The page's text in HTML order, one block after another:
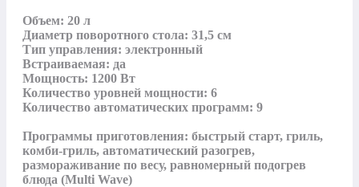
Объем: 20 л
Диаметр поворотного стола: 31,5 см
Тип управления: электронный
Встраиваемая: да
Мощность: 1200 Вт
Количество уровней мощности: 6
Количество автоматических программ: 9
Программы приготовления: быстрый старт, гриль,
комби-гриль, автоматический разогрев,
размораживание по весу, равномерный подогрев
блюда (Multi Wave)